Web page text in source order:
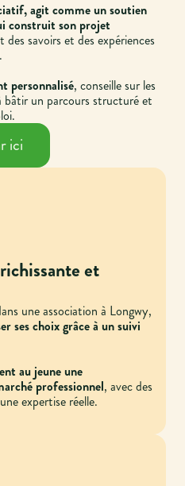
agit comme un soutien
construit son projet
savoirs et des expériences
personnalisé, conseille sur les
bâtir un parcours structuré et
ici
et
une association à Longwy,
ses choix grâce à un suivi
au jeune une
professionnel, avec des
expertise réelle.